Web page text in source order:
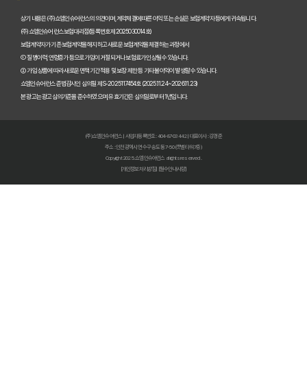
내 보험금, 잠자고 있는 돈 깨우기! 2025년 숨은 보험금 찾기 A to Z
내 보험, 잠자고 있는 돈 깨우기! 2025년 보험금 찾아가는 비법 대공개
내 보험 다 보여? 숨은 보험금 찾고 2025년 보험료 다이어트 성공!
내 보험 가입내역 한눈에! 숨은 보험금 찾고 똑똑하게 보험 관리하는
내 보험, 5분 안에 숨은 보험금까지 싹싹! 지금 바로 조회하세요
내 보험금, 잠자고 있는 돈 깨우기! 내보험찾아줌 200% 활용법
상기 내용은 (주)쇼엠인슈어런스의 의견이며, 계약체결에 따른 이익 또는 손실은 보험계약자 등에게 귀속됩니다.
(주)쇼엠인슈어런스 보험대리점(등록번호 제2025030014호)
보험계약자가 기존 보험계약을 해지하고 새로운 보험계약을 체결하는 과정에서
① 질병이력, 연령증가 등으로 가입이 거절되거나 보험료가 인상될 수 있습니다.
② 가입 상품에 따라 새로운 면책기간 적용 및 보장 제한 등 기타 불이익이 발생할 수 있습니다.
쇼엠인슈어런스 준법감시인 심의필 제S-2025117454호 (2025.11.24~2026.11.23)
본 광고는 광고심의기준을 준수하였으며, 유효기간은 심의일로부터 1년입니다.
(주)쇼엠인슈어런스 | 사업자등록번호 : 404-87-03442 | 대표이사 : 강경준
주소 : 인천광역시 연수구 송도동 7-50 (갯벌타워 7층)
Copyright 2025. 쇼엠인슈어런스 all rights reserved.
[개인정보처리방침] [필수안내사항]